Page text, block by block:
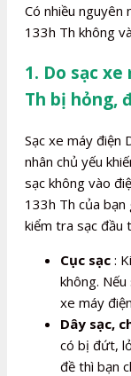
Có nhiều nguyên
133h Th không
1. Do sạc
Th bị hỏng,
Sạc xe máy điện
nhân chủ yếu
sạc không vào
133h Th của
kiểm tra sạc đầu
Cục sạc :
không.
xe máy
Dây sạc,
có bị đứt,
đề thì bạn